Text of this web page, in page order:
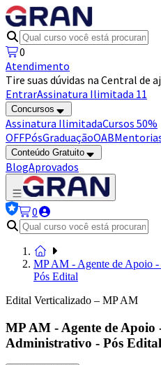
0
Atendimento
Tire suas dúvidas na Central de
EntrarAssinatura Ilimitada 11
Concursos
Assinatura IlimitadaCursos 50%
OFFPósGraduaçãoOAB
Conteúdo Gratuito
BlogAprovados
0
MP AM - Agente de Apoio
Pós Edital
Edital Verticalizado – MP AM
MP AM - Agente de Apoio
Administrativo - Pós Edital